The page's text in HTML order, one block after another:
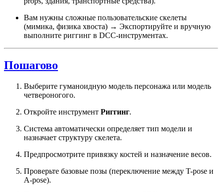
Вам нужны сложные пользовательские скелеты
(мимика, физика хвоста) → Экспортируйте и вручную
выполните риггинг в DCC-инструментах.
Пошагово
Выберите гуманоидную модель персонажа или модель
четвероногого.
Откройте инструмент Риггинг.
Система автоматически определяет тип модели и
назначает структуру скелета.
Предпросмотрите привязку костей и назначение весов.
Проверьте базовые позы (переключение между T-pose и
A-pose).